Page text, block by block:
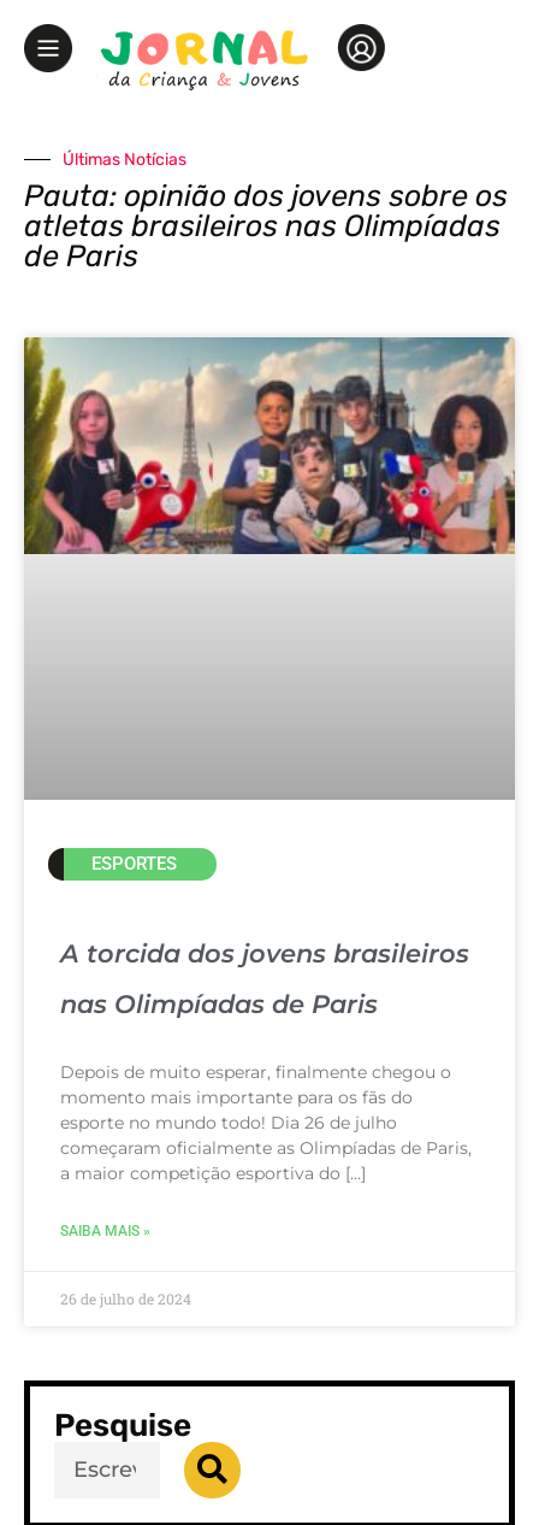
Últimas Notícias
Pauta: opinião dos jovens sobre os
atletas brasileiros nas Olimpíadas
de Paris
ESPORTES
A torcida dos jovens brasileiros
nas Olimpíadas de Paris
Depois de muito esperar, finalmente chegou o
momento mais importante para os fãs do
esporte no mundo todo! Dia 26 de julho
começaram oficialmente as Olimpíadas de Paris,
a maior competição esportiva do […]
SAIBA MAIS »
26 de julho de 2024
Pesquise